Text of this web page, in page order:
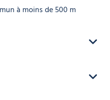
à moins de 500 m